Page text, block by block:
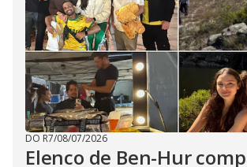
DO R7/08/07/2026
Elenco de Ben-Hur